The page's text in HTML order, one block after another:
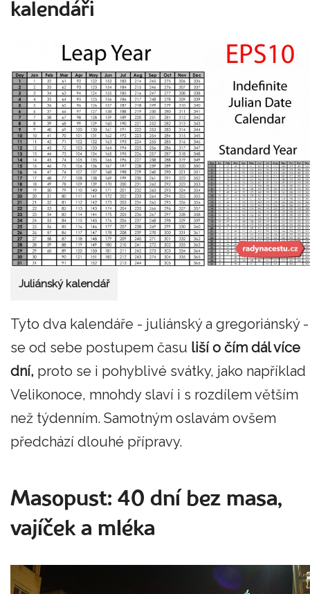
kalendáři
Juliánský kalendář
Tyto dva kalendáře - juliánský a gregoriánský -
se od sebe postupem času liší o čím dál více
dní, proto se i pohyblivé svátky, jako například
Velikonoce, mnohdy slaví i s rozdílem větším
než týdenním. Samotným oslavám ovšem
předchází dlouhé přípravy.
Masopust: 40 dní bez masa,
vajíček a mléka